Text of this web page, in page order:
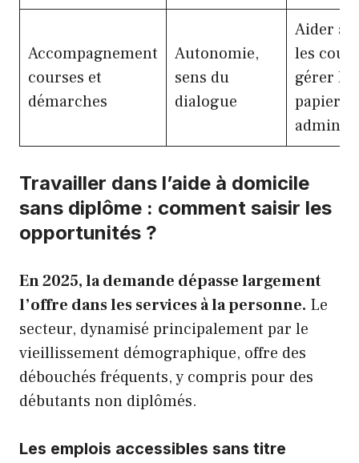
Accompagnement
courses et
démarches
Autonomie,
sens du
dialogue
Aider à
les
gérer les
papiers
Travailler dans l’aide à domicile
sans diplôme : comment saisir les
opportunités ?
En 2025, la demande dépasse largement
l’offre dans les services à la personne. Le
secteur, dynamisé principalement par le
vieillissement démographique, offre des
débouchés fréquents, y compris pour des
débutants non diplômés.
Les emplois accessibles sans titre